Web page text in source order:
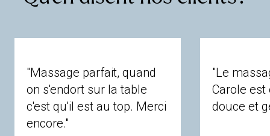
"Massage parfait, quand
on s'endort sur la table
c'est qu'il est au top. Merci
encore."
"Le
Carole
douce et